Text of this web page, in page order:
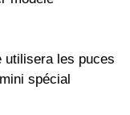
utilisera les puces
spécial